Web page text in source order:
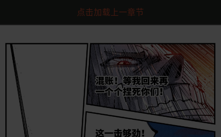
点击加载上一章节